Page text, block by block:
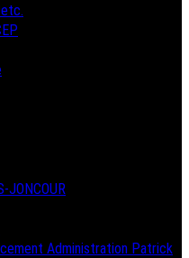
JONCOUR
Administration Patrick